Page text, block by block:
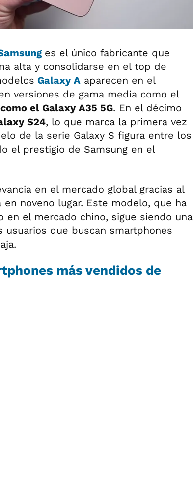
es el único fabricante que
alta y consolidarse en el top de
Galaxy A aparecen en el
versiones de gama media como el
el Galaxy A35 5G. En el décimo
S24, lo que marca la primera vez
de la serie Galaxy S figura entre los
el prestigio de Samsung en el
en el mercado global gracias al
en noveno lugar. Este modelo, que ha
el mercado chino, sigue siendo una
que buscan smartphones
más vendidos de